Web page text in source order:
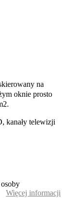
na
oknie prosto
kanały telewizji
Więcej informacji